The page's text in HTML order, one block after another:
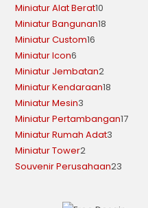
Miniatur Alat Berat10
Miniatur Bangunan18
Miniatur Custom16
Miniatur Icon6
Miniatur Jembatan2
Miniatur Kendaraan18
Miniatur Mesin3
Miniatur Pertambangan17
Miniatur Rumah Adat3
Miniatur Tower2
Souvenir Perusahaan23